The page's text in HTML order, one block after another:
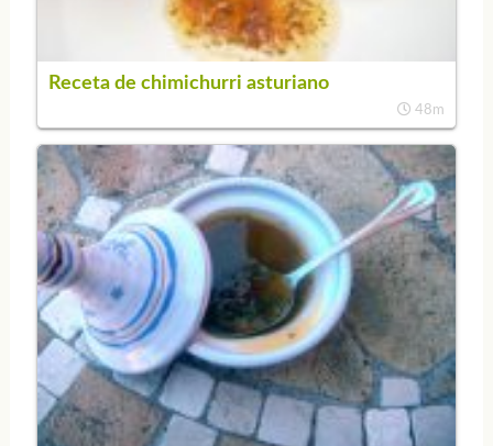
Receta de chimichurri asturiano
48m